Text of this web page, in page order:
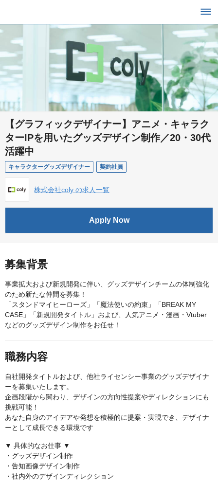
【グラフィックデザイナー】アニメ・キャラク
ターIPを用いたグッズデザイン制作／20・30代
活躍中
キャラクターグッズデザイナー 契約社員
株式会社coly の求人一覧
Apply Now
募集背景
事業拡大および新規開発に伴い、グッズデザインチームの体制強化
のため新たな仲間を募集！
「スタンドマイヒーローズ」「魔法使いの約束」「BREAK MY
CASE」「新規開発タイトル」および、人気アニメ・漫画・Vtuber
などのグッズデザイン制作をお任せ！
職務内容
自社開発タイトルおよび、他社ライセンシー事業のグッズデザイナ
ーを募集いたします。
企画段階から関わり、デザインの方向性提案やディレクションにも
挑戦可能！
あなた自身のアイデアや発想を積極的に提案・実現でき、デザイナ
ーとして成長できる環境です
▼ 具体的なお仕事 ▼
・グッズデザイン制作
・告知画像デザイン制作
・社内外のデザインディレクション